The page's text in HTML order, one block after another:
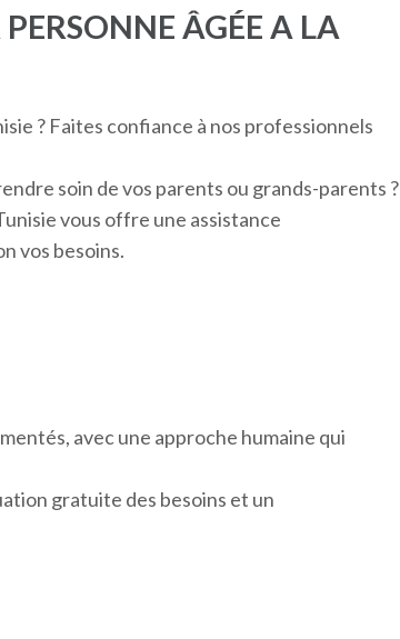
ÂGÉE A LA
? Faites confiance à nos professionnels
soin de vos parents ou grands-parents ?
vous offre une assistance
vos besoins.
avec une approche humaine qui
gratuite des besoins et un